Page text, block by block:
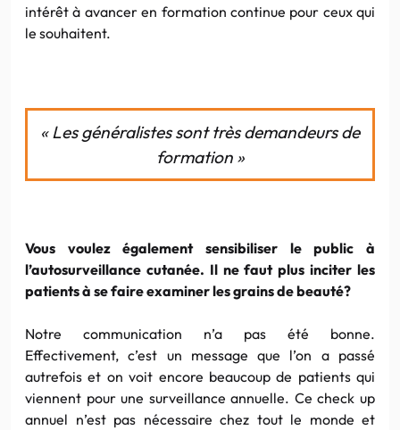
intérêt à avancer en formation continue pour ceux qui
le souhaitent.
« Les généralistes sont très demandeurs de
formation »
Vous voulez également sensibiliser le public à
l’autosurveillance cutanée. Il ne faut plus inciter les
patients à se faire examiner les grains de beauté?
Notre communication n’a pas été bonne.
Effectivement, c’est un message que l’on a passé
autrefois et on voit encore beaucoup de patients qui
viennent pour une surveillance annuelle. Ce check up
annuel n’est pas nécessaire chez tout le monde et